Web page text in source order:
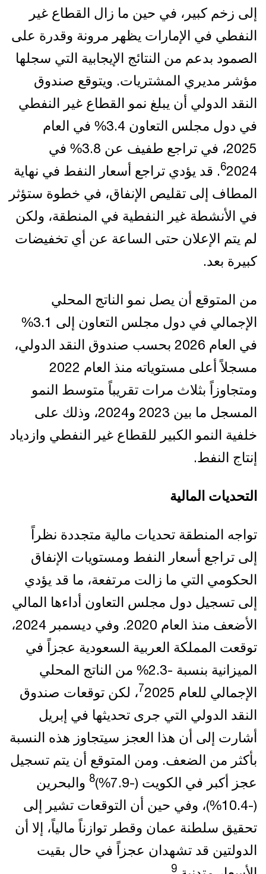
إلى زخم كبير، في حين ما زال القطاع غير
النفطي في الإمارات يظهر مرونة وقدرة على
الصمود بدعم من النتائج الإيجابية التي سجلها
مؤشر مديري المشتريات. ويتوقع صندوق
النقد الدولي أن يبلغ نمو القطاع غير النفطي
في دول مجلس التعاون 3.4% في العام
2025، في تراجع طفيف عن 3.8% في
62024. قد يؤدي تراجع أسعار النفط في نهاية
المطاف إلى تقليص الإنفاق، في خطوة ستؤثر
في الأنشطة غير النفطية في المنطقة، ولكن
لم يتم الإعلان حتى الساعة عن أي تخفيضات
كبيرة بعد.
من المتوقع أن يصل نمو الناتج المحلي
الإجمالي في دول مجلس التعاون إلى 3.1%
في العام 2026 بحسب صندوق النقد الدولي،
مسجلاً أعلى مستوياته منذ العام 2022
ومتجاوزاً بثلاث مرات تقريباً متوسط النمو
المسجل ما بين 2023 و2024، وذلك على
خلفية النمو الكبير للقطاع غير النفطي وازدياد
إنتاج النفط.
التحديات المالية
تواجه المنطقة تحديات مالية متجددة نظراً
إلى تراجع أسعار النفط ومستويات الإنفاق
الحكومي التي ما زالت مرتفعة، ما قد يؤدي
إلى تسجيل دول مجلس التعاون أداءها المالي
الأضعف منذ العام 2020. وفي ديسمبر 2024،
توقعت المملكة العربية السعودية عجزاً في
الميزانية بنسبة -2.3% من الناتج المحلي
الإجمالي للعام
72025، لكن توقعات صندوق
النقد الدولي التي جرى تحديثها في إبريل
أشارت إلى أن هذا العجز سيتجاوز هذه النسبة
بأكثر من الضعف. ومن المتوقع أن يتم تسجيل
عجز أكبر في الكويت (-7.9%)
8 والبحرين
(-10.4%)، وفي حين أن التوقعات تشير إلى
تحقيق سلطنة عمان وقطر توازناً مالياً، إلا أن
الدولتين قد تشهدان عجزاً في حال بقيت
9